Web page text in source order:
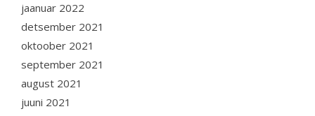
jaanuar 2022
detsember 2021
oktoober 2021
september 2021
august 2021
juuni 2021